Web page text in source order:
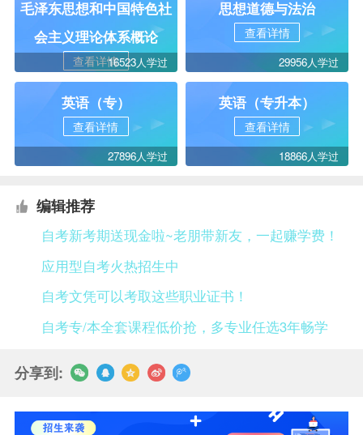
毛泽东思想和中国特色社
会主义理论体系概论
查看详情16523人学过
思想道德与法治
查看详情
29956人学过
英语（专）
查看详情
27896人学过
英语（专升本）
查看详情
18866人学过
编辑推荐
自考新考期送现金啦~老朋带新友，一起赚学费！
应用型自考火热招生中
自考文凭可以考取这些职业证书！
自考专/本全套课程低价抢，多专业任选3年畅学
分享到: